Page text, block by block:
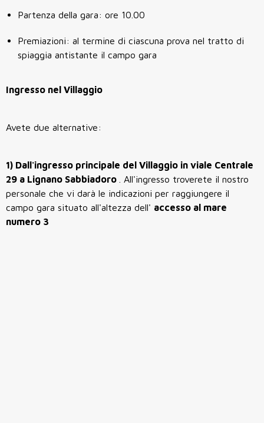
Partenza della gara: ore 10.00
Premiazioni: al termine di ciascuna prova nel tratto di
spiaggia antistante il campo gara
Ingresso nel Villaggio
Avete due alternative:
1) Dall'ingresso principale del Villaggio in viale Centrale
29 a Lignano Sabbiadoro
. All'ingresso troverete il nostro
personale che vi darà le indicazioni per raggiungere il
campo gara situato all'altezza dell' accesso al mare
numero 3